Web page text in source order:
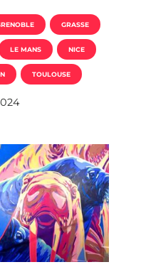
GRASSE
LE MANS NICE
TOULOUSE